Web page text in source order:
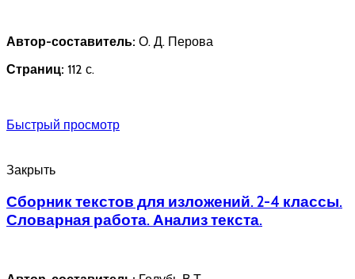
Автор-составитель: О. Д. Перова
Страниц: 112 с.
Быстрый просмотр
Закрыть
Сборник текстов для изложений. 2­-4 классы.
Словарная работа. Анализ текста.